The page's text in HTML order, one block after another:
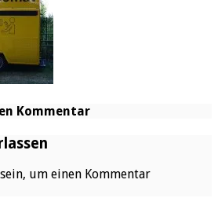
Kommentar
sein, um einen Kommentar